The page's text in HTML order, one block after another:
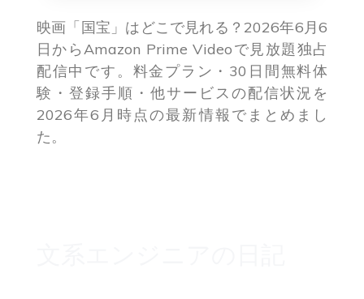
映画「国宝」はどこで見れる？2026年6月6
日からAmazon Prime Videoで見放題独占
配信中です。料金プラン・30日間無料体
験・登録手順・他サービスの配信状況を
2026年6月時点の最新情報でまとめまし
た。